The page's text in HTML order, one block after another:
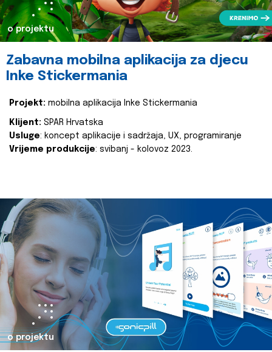
o projektu
Zabavna mobilna aplikacija za djecu
Inke Stickermania
Projekt: mobilna aplikacija Inke Stickermania
Klijent: SPAR Hrvatska
Usluge: koncept aplikacije i sadržaja, UX, programiranje
Vrijeme produkcije: svibanj - kolovoz 2023.
o projektu